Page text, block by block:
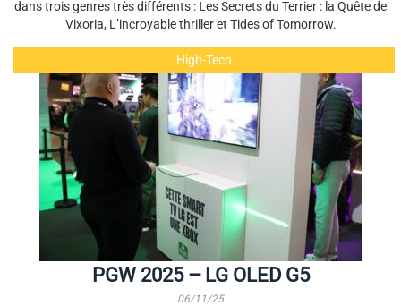
dans trois genres très différents : Les Secrets du Terrier : la Quête de
Vixoria, L’incroyable thriller et Tides of Tomorrow.
High-Tech
PGW 2025 – LG OLED G5
06/11/25